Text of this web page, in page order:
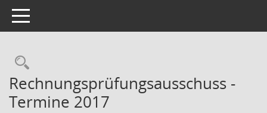
Toggle navigation
Rechercheauswahl
Rechnungsprüfungsausschuss -
Termine 2017